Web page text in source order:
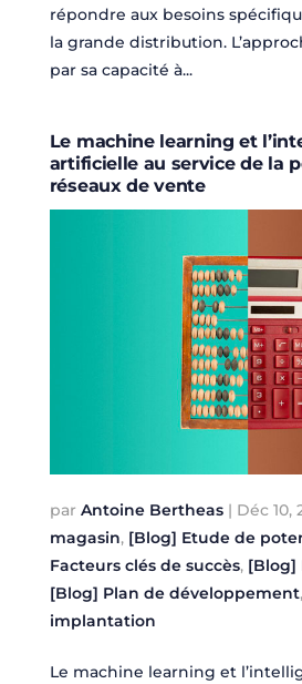
répondre aux besoins
la grande distribution.
par sa capacité à...
Le machine learning et
artificielle au service de la
réseaux de vente
par Antoine Bertheas| Déc 10,
magasin, [Blog] Etude de
Facteurs clés de succès, [Blog]
[Blog] Plan de développement,
implantation
Le machine learning et